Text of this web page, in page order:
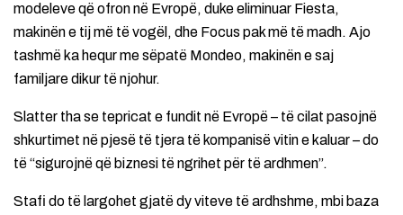
modeleve që ofron në Evropë, duke eliminuar Fiesta,
makinën e tij më të vogël, dhe Focus pak më të madh. Ajo
tashmë ka hequr me sëpatë Mondeo, makinën e saj
familjare dikur të njohur.
Slatter tha se tepricat e fundit në Evropë – të cilat pasojnë
shkurtimet në pjesë të tjera të kompanisë vitin e kaluar – do
të “sigurojnë që biznesi të ngrihet për të ardhmen”.
Stafi do të largohet gjatë dy viteve të ardhshme, mbi baza